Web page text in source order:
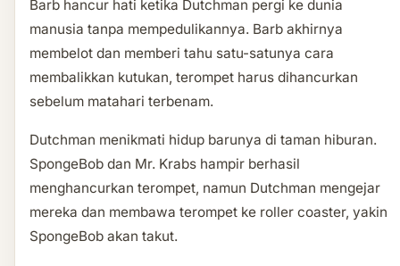
Barb hancur hati ketika Dutchman pergi ke dunia
manusia tanpa mempedulikannya. Barb akhirnya
membelot dan memberi tahu satu-satunya cara
membalikkan kutukan, terompet harus dihancurkan
sebelum matahari terbenam.
Dutchman menikmati hidup barunya di taman hiburan.
SpongeBob dan Mr. Krabs hampir berhasil
menghancurkan terompet, namun Dutchman mengejar
mereka dan membawa terompet ke roller coaster, yakin
SpongeBob akan takut.